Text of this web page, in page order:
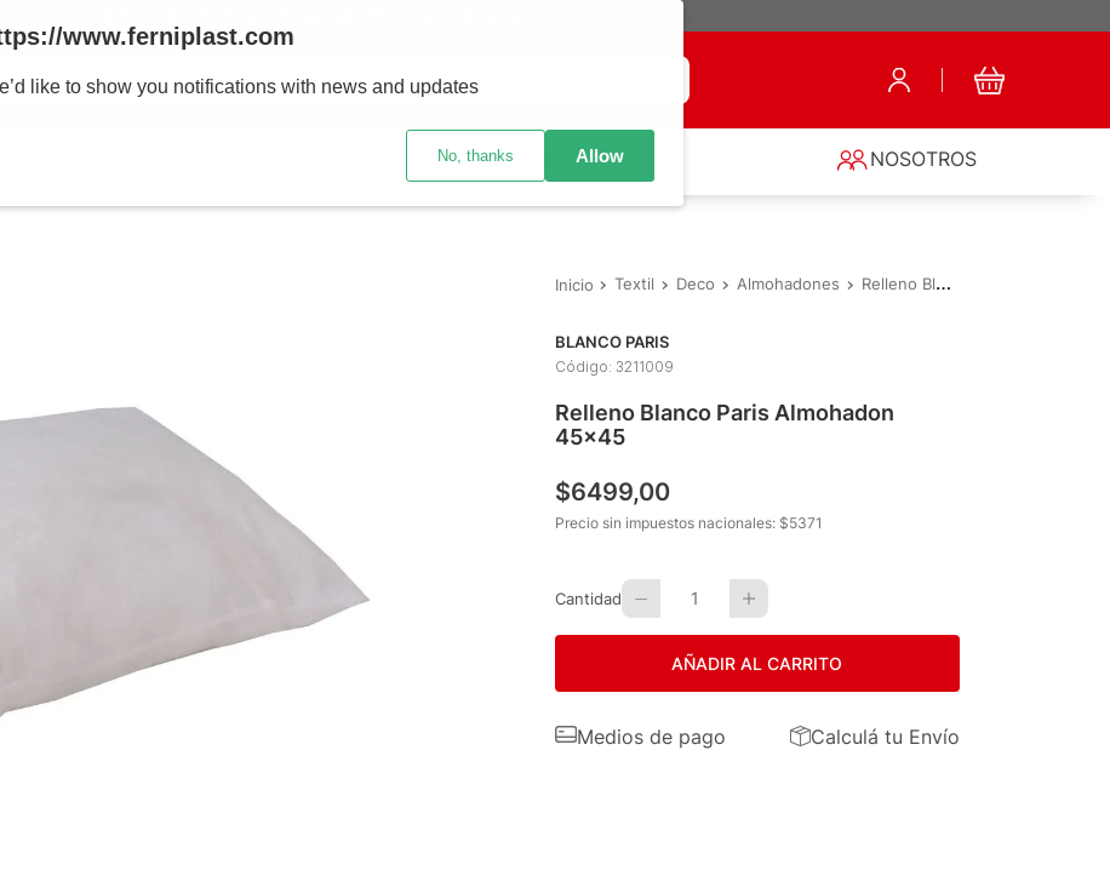
SUCURSALES NOSOTROS
Textil Deco Almohadones Relleno Blanco Paris Almohadon 45x45
BLANCO PARIS
Código: 3211009
Relleno Blanco Paris Almohadon
45x45
$6499,00
Precio sin impuestos nacionales: $5371
Cantidad 1
AÑADIR AL CARRITO
Medios de pago Calculá tu Envío
www.ferniplast.com
like to show you notifications with news and updates
No, thanks Allow